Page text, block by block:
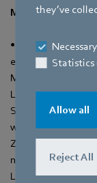
they’ve
Statistics
Allow all
Reject All
Mailand:
• Alisa Filatova
erforscht im
Molekül, das
Leberkrebszellen
Signalwege sollen
werden, während
Ziel ist die
Leberkrebs